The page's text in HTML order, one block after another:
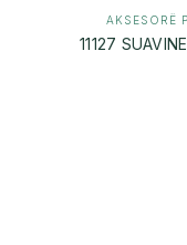
AKSESORË
11127